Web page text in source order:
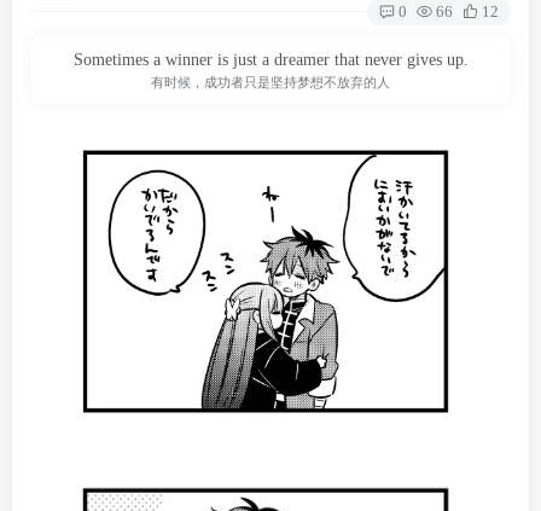
0 66 12
Sometimes a winner is just a dreamer that never gives up.
有时候，成功者只是坚持梦想不放弃的人